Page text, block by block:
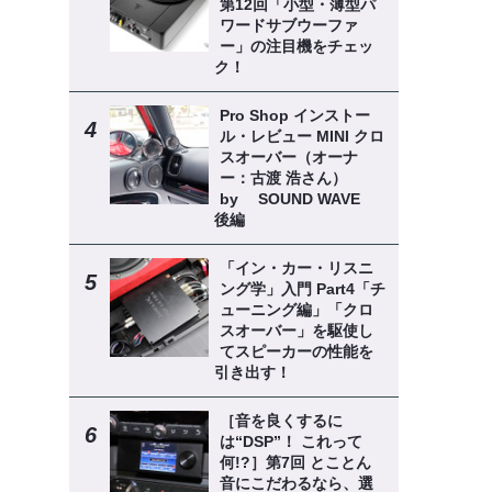
第12回「小型・薄型パ
ワードサブウーファ
ー」の注目機をチェッ
ク！
Pro Shop インストー
ル・レビュー MINI クロ
スオーバー（オーナ
ー：古渡 浩さん）
by SOUND WAVE
後編
「イン・カー・リスニ
ング学」入門 Part4「チ
ューニング編」「クロ
スオーバー」を駆使し
てスピーカーの性能を
引き出す！
［音を良くするに
は“DSP”！ これって
何!?］第7回 とことん
音にこだわるなら、選